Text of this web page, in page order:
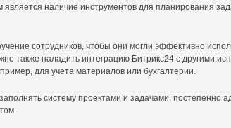
наличие инструментов для планирования
сотрудников, чтобы они могли эффективно
также наладить интеграцию Битрикс24 с другими
для учета материалов или бухгалтерии.
систему проектами и задачами, постепенно